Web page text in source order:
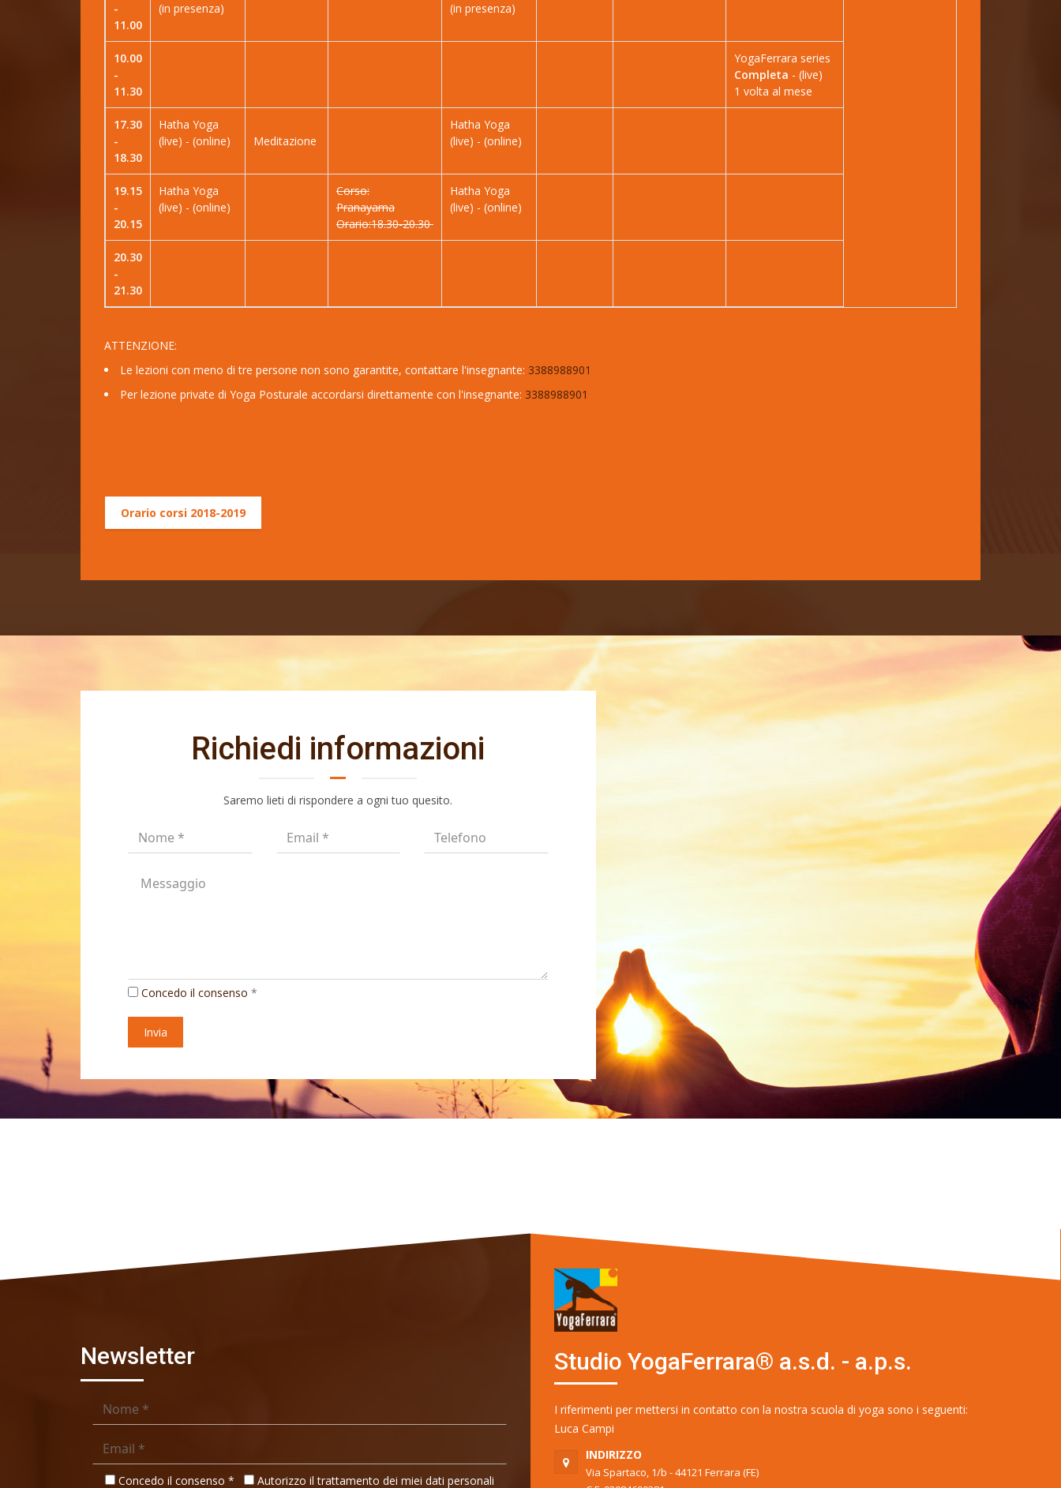
-
11.00
(in presenza)
(in presenza)
10.00
-
11.30
YogaFerrara series
Completa - (live)
1 volta al mese
17.30
-
18.30
Hatha Yoga
(live) - (online)
Meditazione
Hatha Yoga
(live) - (online)
19.15
-
20.15
Hatha Yoga
(live) - (online)
Corso:
Pranayama
Orario:18.30-20.30
Hatha Yoga
(live) - (online)
20.30
-
21.30
ATTENZIONE:
Le lezioni con meno di tre persone non sono garantite, contattare l'insegnante: 3388988901
Per lezione private di Yoga Posturale accordarsi direttamente con l'insegnante: 3388988901
Orario corsi 2018-2019
Richiedi informazioni
Saremo lieti di rispondere a ogni tuo quesito.
Concedo il consenso *
Newsletter
Concedo il consenso * Autorizzo il trattamento dei miei dati personali
Studio YogaFerrara® a.s.d. - a.p.s.
I riferimenti per mettersi in contatto con la nostra scuola di yoga sono i seguenti:
Luca Campi
INDIRIZZO
Via Spartaco, 1/b - 44121 Ferrara (FE)